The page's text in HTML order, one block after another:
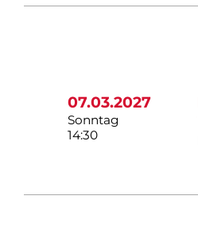
07.03.2027
Sonntag
14:30